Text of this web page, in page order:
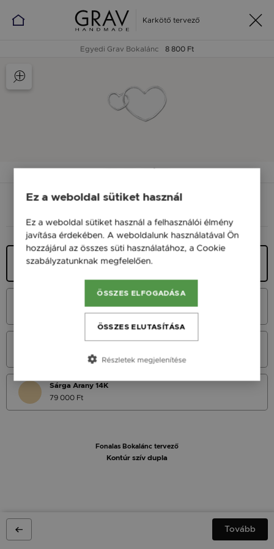
Karkötő tervező
Egyedi Grav Bokalánc 8 800 Ft
Ezüst 925
19 900 Ft
Vörös Arany 14K
Sárga Arany 14K
79 000 Ft
Fonalas Bokalánc tervező
Kontúr szív dupla
Tovább
Ez a weboldal sütiket használ
Ez a weboldal sütiket használ a felhasználói élmény
javítása érdekében. A weboldalunk használatával Ön
hozzájárul az összes süti használatához, a Cookie
szabályzatunknak megfelelően.
ÖSSZES ELFOGADÁSA
ÖSSZES ELUTASÍTÁSA
Részletek megjelenítése